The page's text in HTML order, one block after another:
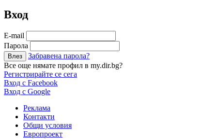
Вход
Е-mail
Парола
Забравена парола?
Все още нямате профил в my.dir.bg?
Регистрирайте се сега
Вход с Facebook
Вход с Google
Реклама
Контакти
Общи условия
Европроект